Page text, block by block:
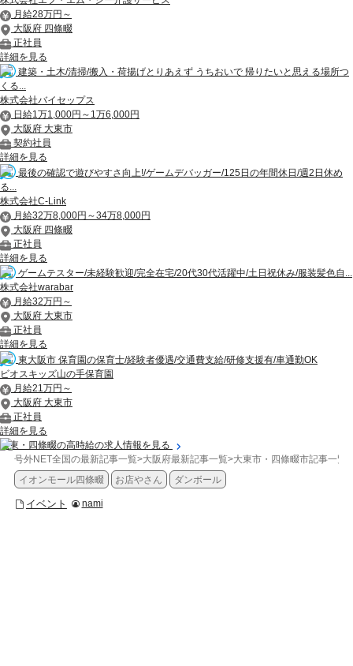
月給28万円～
大阪府 四條畷
正社員
詳細を見る
建築・土木/清掃/搬入・荷揚げとりあえず うちおいで 帰りたいと思える場所つ
くる...
株式会社バイセップス
日給1万1,000円～1万6,000円
大阪府 大東市
契約社員
詳細を見る
最後の確認で遊びやすさ向上!/ゲームデバッガー/125日の年間休日/週2日休め
る...
株式会社C-Link
月給32万8,000円～34万8,000円
大阪府 四條畷
正社員
詳細を見る
ゲームテスター/未経験歓迎/完全在宅/20代30代活躍中/土日祝休み/服装髪色自...
株式会社warabar
月給32万円～
大阪府 大東市
正社員
詳細を見る
東大阪市 保育園の保育士/経験者優遇/交通費支給/研修支援有/車通勤OK
ビオスキッズ山の手保育園
月給21万円～
大阪府 大東市
正社員
詳細を見る
大東・四條畷の高時給の求人情報を見る
号外NET全国の最新記事一覧>大阪府最新記事一覧>大東市・四條畷市記事一覧
イオンモール四條畷
お店やさん ダンボール
イベント nami